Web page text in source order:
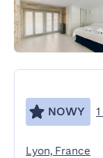
NOWY
Lyon, France